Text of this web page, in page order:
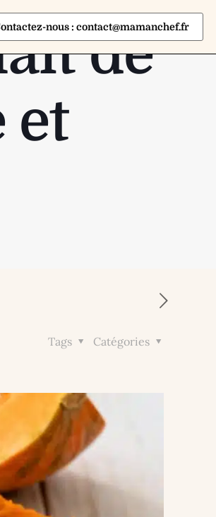
nous : contact@mamanchef.fr
de
et
Catégories
Tags